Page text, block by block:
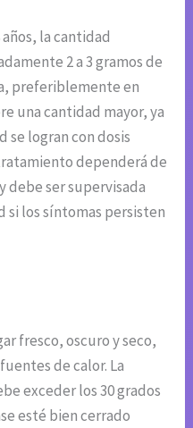
la cantidad
2 a 3 gramos de
preferiblemente en
una cantidad mayor, ya
se logran con dosis
dependerá de
debe ser supervisada
si los síntomas persisten
fresco, oscuro y seco,
de calor. La
exceder los 30 grados
esté bien cerrado